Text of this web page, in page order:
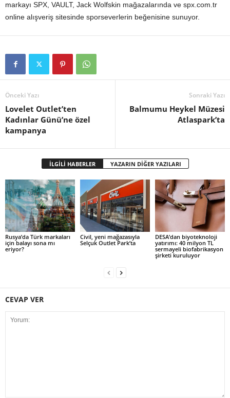
markayı SPX, VAULT, Jack Wolfskin mağazalarında ve spx.com.tr
online alışveriş sitesinde sporseverlerin beğenisine sunuyor.
Önceki Yazı
Lovelet Outlet’ten
Kadınlar Günü’ne özel
kampanya
Sonraki Yazı
Balmumu Heykel Müzesi
Atlaspark’ta
İLGİLİ HABERLER YAZARIN DİĞER YAZILARI
Rusya’da Türk markaları
için balayı sona mı
eriyor?
Civil, yeni mağazasıyla
Selçuk Outlet Park’ta
DESA’dan biyoteknoloji
yatırımı: 40 milyon TL
sermayeli biofabrikasyon
şirketi kuruluyor
CEVAP VER